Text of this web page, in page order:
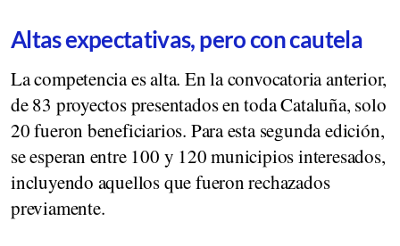
Altas expectativas, pero con cautela
La competencia es alta. En la convocatoria anterior,
de 83 proyectos presentados en toda Cataluña, solo
20 fueron beneficiarios. Para esta segunda edición,
se esperan entre 100 y 120 municipios interesados,
incluyendo aquellos que fueron rechazados
previamente.